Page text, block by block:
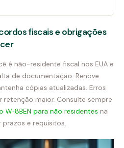
fiscais e obrigações
é não-residente fiscal nos EUA e
de documentação. Renove
cópias atualizadas. Erros
maior. Consulte sempre
para não residentes na
e requisitos.